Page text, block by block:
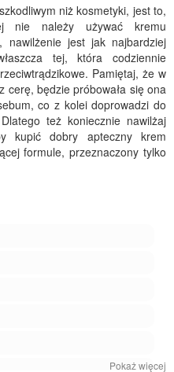
niż kosmetyki, jest to,
nie należy używać kremu
nawilżenie jest jak najbardziej
tej, która codziennie
Pamiętaj, że w
cerę, będzie próbowała się ona
co z kolei doprowadzi do
też koniecznie nawilżaj
kupić dobry apteczny krem
formule, przeznaczony tylko
Pokaż więcej